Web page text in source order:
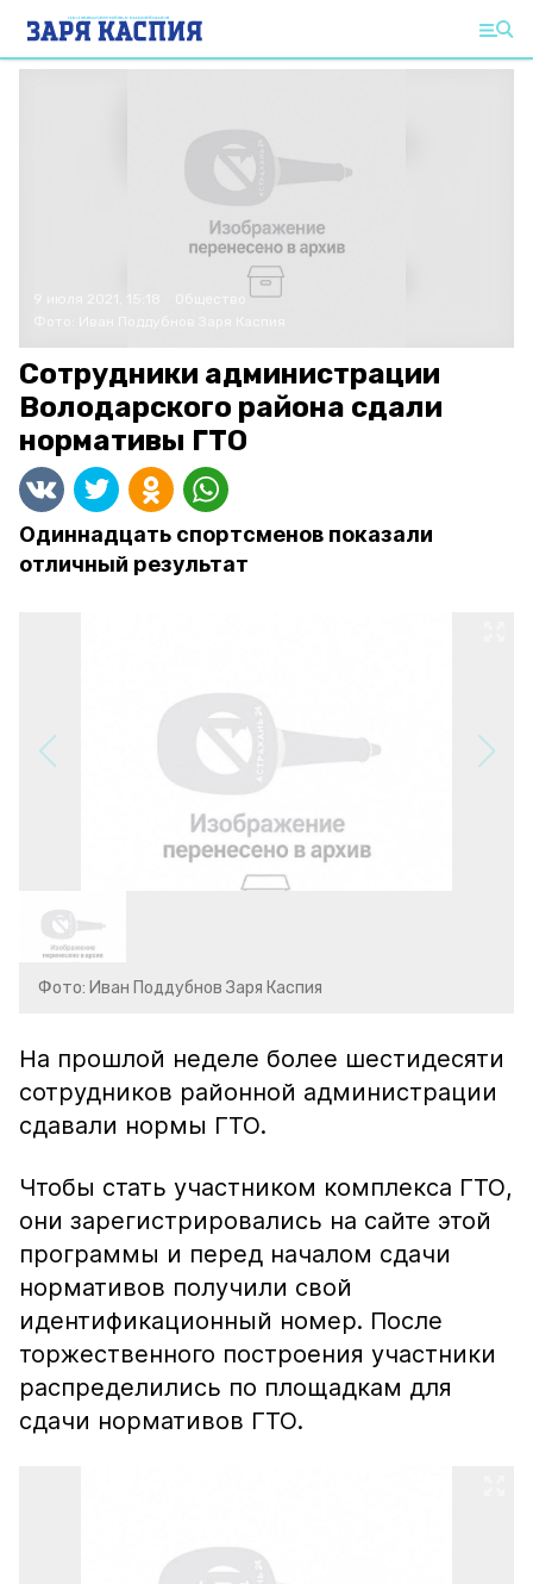
Сотрудники администрации
Володарского района сдали
нормативы ГТО
Одиннадцать спортсменов показали
отличный результат
Фото: Иван Поддубнов Заря Каспия
На прошлой неделе более шестидесяти
сотрудников районной администрации
сдавали нормы ГТО.
Чтобы стать участником комплекса ГТО,
они зарегистрировались на сайте этой
программы и перед началом сдачи
нормативов получили свой
идентификационный номер. После
торжественного построения участники
распределились по площадкам для
сдачи нормативов ГТО.